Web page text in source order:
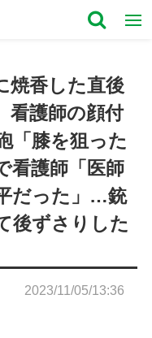
焼香した直後
護師の顔付
「膝を狙った
護師「医師
だった」…銃
後ずさりした
2023/11/05/13:36